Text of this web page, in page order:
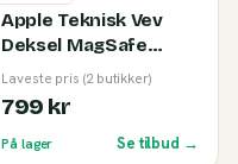
Apple Teknisk Vev
Deksel MagSafe
iPhone 17 Pro Max
Blue
Laveste pris (2 butikker)
799 kr
På lager Se tilbud →